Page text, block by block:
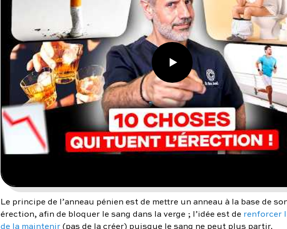
Le principe de l’anneau pénien est de mettre un anneau à la base de
érection, afin de bloquer le sang dans la verge ; l’idée est de renforcer
de la maintenir(pas de la créer) puisque le sang ne peut plus partir.